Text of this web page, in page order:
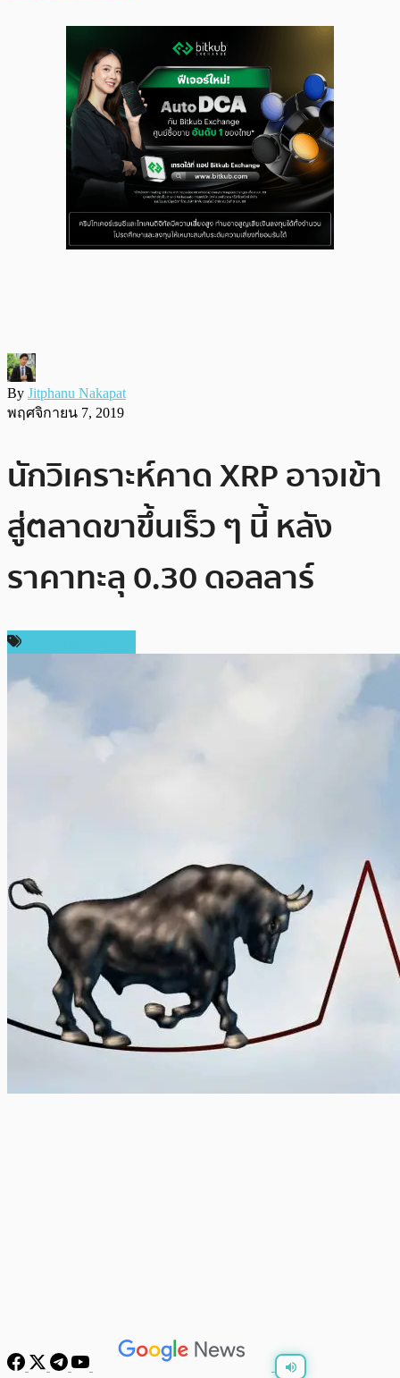
By Jitphanu Nakapat
พฤศจิกายน 7, 2019
นักวิเคราะห์คาด XRP อาจเข้า
สู่ตลาดขาขึ้นเร็ว ๆ นี้ หลัง
ราคาทะลุ 0.30 ดอลลาร์